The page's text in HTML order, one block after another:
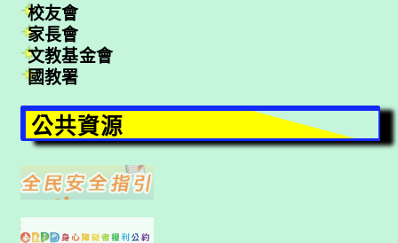
校友會
家長會
文教基金會
國教署
公共資源